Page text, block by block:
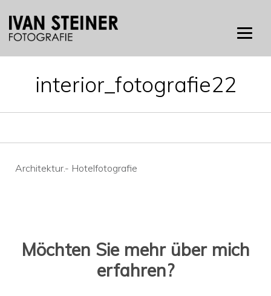
interior_fotografie22
Beitragsnavigation
Architektur.- Hotelfotografie
Möchten Sie mehr über mich
erfahren?